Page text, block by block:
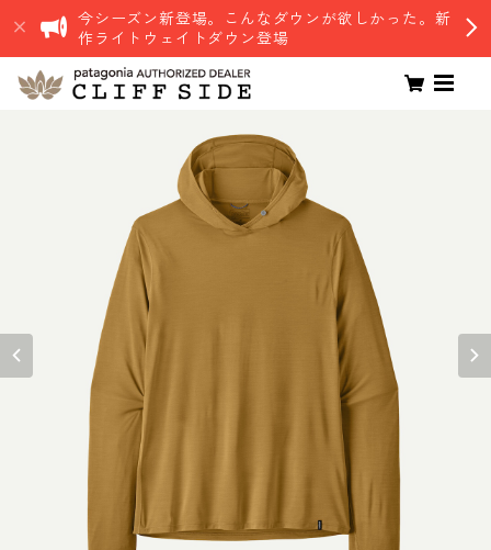
今シーズン新登場。こんなダウンが欲しかった。新
作ライトウェイトダウン登場